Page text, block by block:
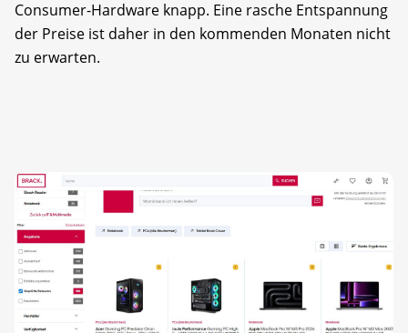
Consumer-Hardware knapp. Eine rasche Entspannung
der Preise ist daher in den kommenden Monaten nicht
zu erwarten.